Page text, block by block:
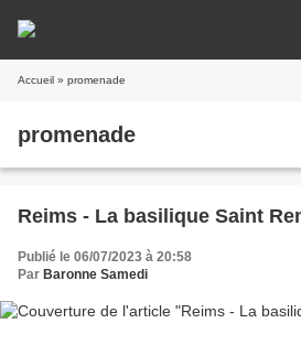
Accueil » promenade
promenade
Reims - La basilique Saint
Publié le 06/07/2023 à 20:58
Par Baronne Samedi